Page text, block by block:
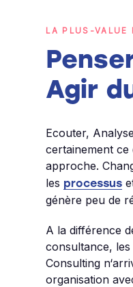
LA PLUS-VALUE
Agir
Ecouter,
certainement
approche.
les processus
génère peu de
A la différence
consultance,
Consulting
organisation